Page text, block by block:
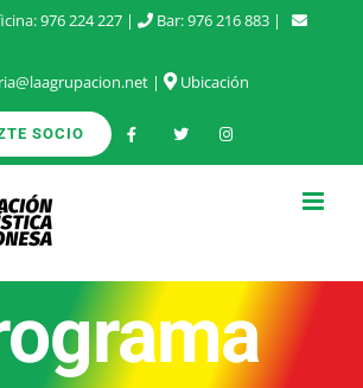
976 224 227 | Bar:976 216 883 |
| Ubicación
SOCIO